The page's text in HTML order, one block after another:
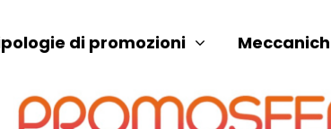
di promozioni